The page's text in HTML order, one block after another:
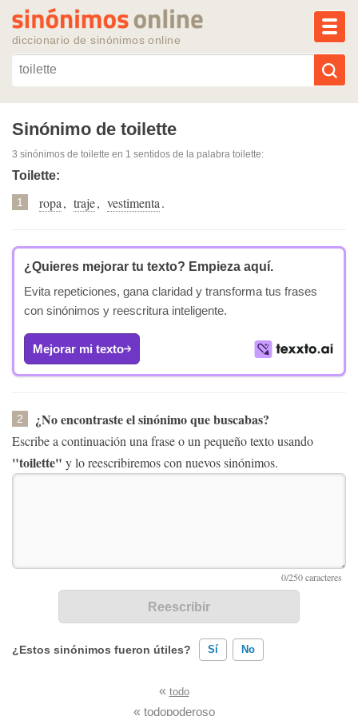
diccionario de sinónimos online
Reescribir texto con IA
Sinónimos populares
Temas populares
Temas recientes
Sinónimo de toilette
3 sinónimos de toilette en 1 sentidos de la palabra toilette:
Toilette:
1 ropa, traje, vestimenta.
¿Quieres mejorar tu texto? Empieza aquí.
Evita repeticiones, gana claridad y transforma tus frases
con sinónimos y reescritura inteligente.
Mejorar mi texto
2 ¿No encontraste el sinónimo que buscabas?
Escribe a continuación una frase o un pequeño texto usando
"toilette" y lo reescribiremos con nuevos sinónimos.
¿Estos sinónimos fueron útiles? Sí No
Existen sinónimos incorrectos
« todo
« todopoderoso